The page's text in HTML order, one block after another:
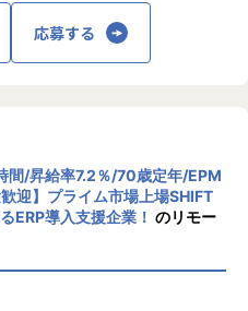
を導入し、
の見える化、システム運用
を導入
理会計領域でOracleERP
の刷新
基盤開発
ィングまで幅広いサービ
。クラウドERPやローコ
業務効率化やDX推進、経
Cloudなどを活用し、企
最適化し、経営管理の強
。
、活気に満ちた雰囲気が
重視し、様々な国籍や背
応募する
間/昇給率7.2％/70歳定年/EPM
迎】プライム市場上場SHIFT
ERP導入支援企業！ のリモー